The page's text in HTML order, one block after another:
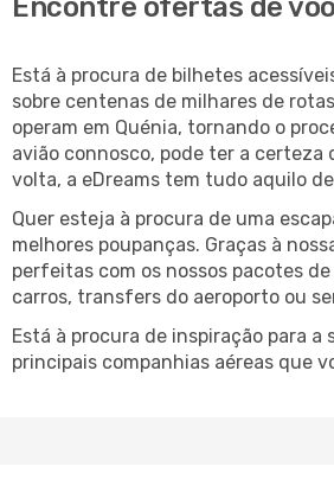
Encontre ofertas de
Está à procura de bilhetes
sobre centenas de milhares de
operam em Quénia, tornando o
avião connosco, pode ter a
volta, a eDreams tem tudo aquilo
Quer esteja à procura de uma
melhores poupanças. Graças à
perfeitas com os nossos pacotes
carros, transfers do aeroporto ou
Está à procura de inspiração para
principais companhias aéreas que